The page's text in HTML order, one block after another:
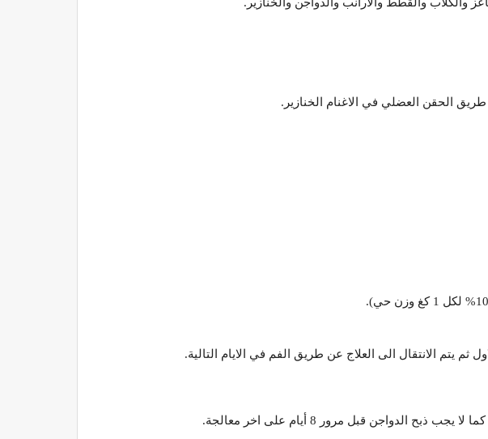
والكلاب والقطط والارانب والدواجن والخنازير.
الحقن العضلي في الاغنام الخنازير.
يتم الانتقال الى العلاج عن طريق الفم في الايام التالية.